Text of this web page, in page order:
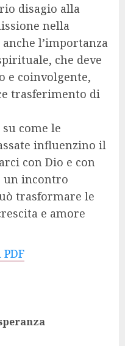
disagio alla
nella
l’importanza
che deve
e coinvolgente,
trasferimento di
come le
influenzino il
con Dio e con
un incontro
trasformare le
e amore